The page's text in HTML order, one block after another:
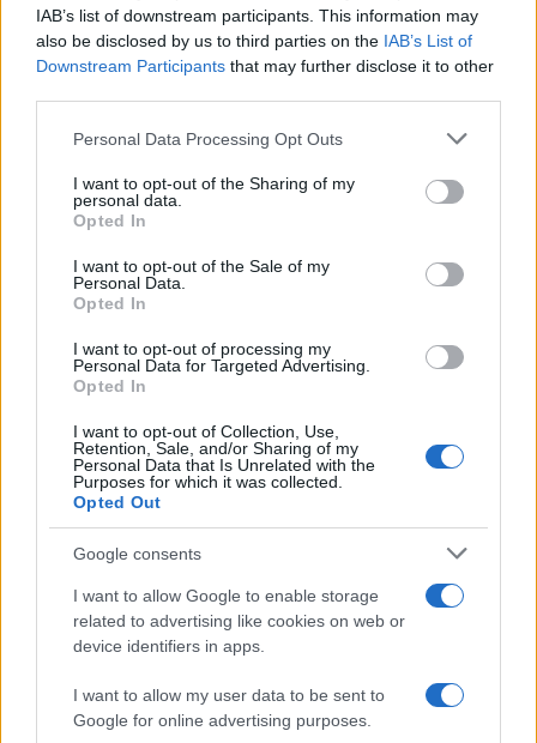
IAB’s list of downstream participants. This information may
also be disclosed by us to third parties on the IAB’s List of
Downstream Participants that may further disclose it to other
Please note that this website/app uses one or more Google
not limited to your visit or usage behaviour. You may click to
grant or deny consent to Google and its third-party tags to
use your data for below specified purposes in below Google
consent section.
Personal Data Processing Opt Outs
I want to opt-out of the Sharing of my
personal data.
Opted In
I want to opt-out of the Sale of my
Personal Data.
Opted In
I want to opt-out of processing my
Personal Data for Targeted Advertising.
Opted In
I want to opt-out of Collection, Use,
Retention, Sale, and/or Sharing of my
Personal Data that Is Unrelated with the
Purposes for which it was collected.
Opted Out
Google consents
I want to allow Google to enable storage
related to advertising like cookies on web or
device identifiers in apps.
I want to allow my user data to be sent to
Google for online advertising purposes.
Minacce con machete e sequestro: la gang di
adolescenti che chiedeva droga come riscatto
MILANOCORTINA26 (I LUOGHI)
Dove la montagna incontra il cinema: i vincitori del
Cervino CineMountain